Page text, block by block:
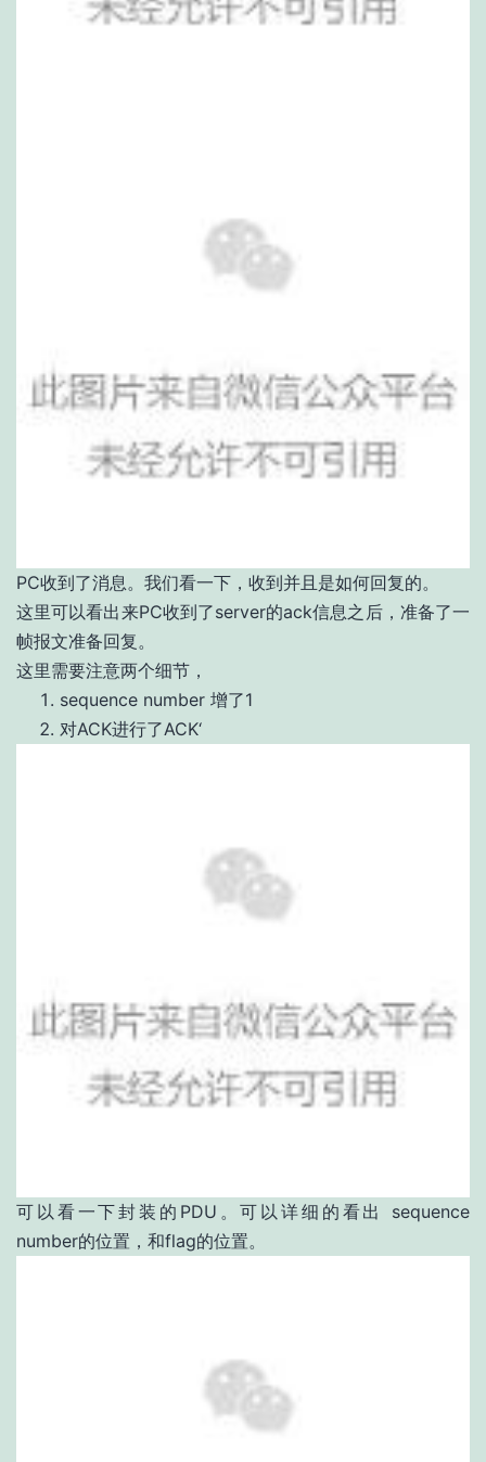
PC收到了消息。我们看一下，收到并且是如何回复的。
这里可以看出来PC收到了server的ack信息之后，准备了一
帧报文准备回复。
这里需要注意两个细节，
sequence number 增了1
对ACK进行了ACK‘
可以看一下封装的PDU。可以详细的看出 sequence
number的位置，和flag的位置。